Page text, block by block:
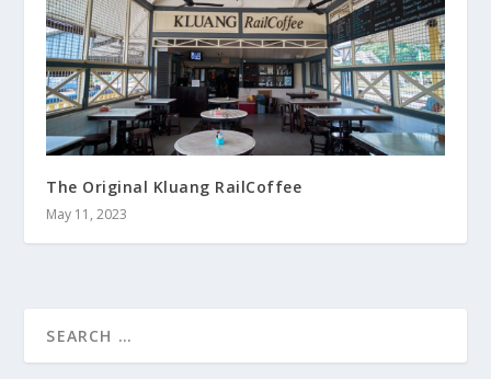
The Original Kluang RailCoffee
May 11, 2023